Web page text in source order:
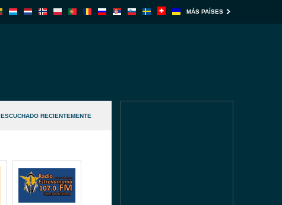
MÁS PAÍSES
ESCUCHADO RECIENTEMENTE